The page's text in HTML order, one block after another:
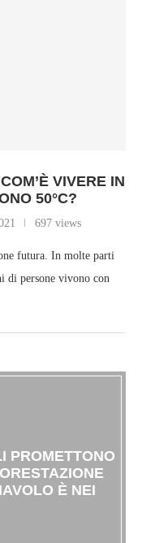
VIVERE IN
50°C?
697 views
futura. In molte parti
di persone vivono con
PROMETTONO
È NEI